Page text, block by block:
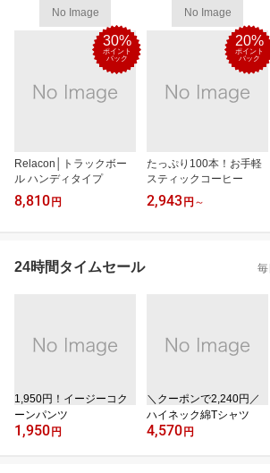
No Image
30%
ポイント
バック
Relacon│トラックボー
ル ハンディタイプ
8,810 円
No Image
20%
ポイント
バック
たっぷり100本！お手軽
スティックコーヒー
2,943 円 ～
24時間タイムセール
1,950円！イージーコク
ーンパンツ
1,950 円
＼クーポンで2,240円／
ハイネック綿Tシャツ
4,570 円